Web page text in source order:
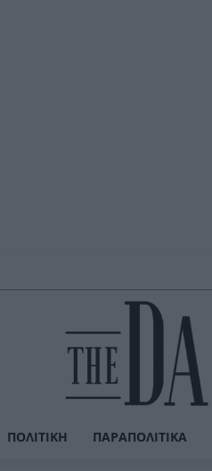
ΠΟΛΙΤΙΚΉ ΠΑΡΑΠΟΛΙΤΙΚΆ